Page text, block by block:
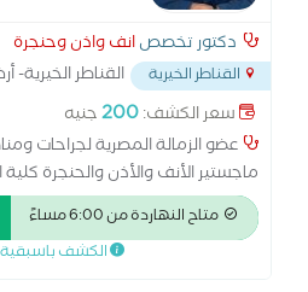
دكتور تخصصانف واذن وحنجرة
القناطر الخيرية
القناطر
المرح...
سعر الكشف:200جنيه
عضو الزمالة المصرية لجراحات
ماجستير الأنف والأذن والحنجرة
في اجراء جراحات الأذن
اللوزتين واللحمية بجهاز الكي
تركيب أنابيب التهوية وعمليات
متاح النهاردة من 6:00 مساءً
الكشف